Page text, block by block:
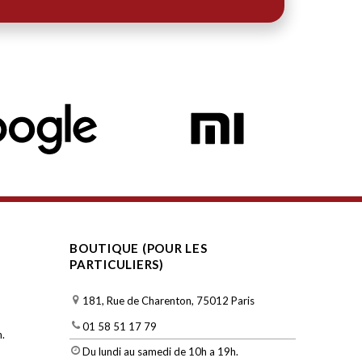
BOUTIQUE (POUR LES
PARTICULIERS)
181, Rue de Charenton, 75012 Paris
01 58 51 17 79
Du lundi au samedi de 10h a 19h.